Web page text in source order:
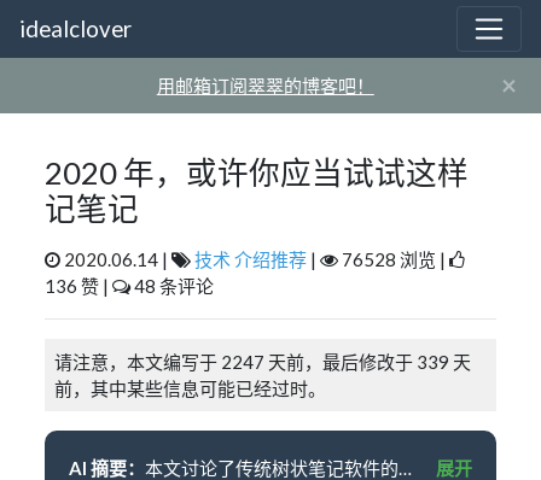
idealclover
用邮箱订阅翠翠的博客吧！ ×
2020 年，或许你应当试试这样
记笔记
2020.06.14 | 技术介绍推荐 |
76528 浏览 |
136 赞 |
48 条评论
请注意，本文编写于 2247 天前，最后修改于 339 天
前，其中某些信息可能已经过时。
AI 摘要： 本文讨论了传统树状笔记软件的问题，如难以分类跨学科知识、限制知识间的关联与扩展等。作者介绍了 zettelkasten 笔记法，即卡片盒笔记法，通过卡片间的互相引用，将不同领域的知识相互连结，建立系统化的知识。作者推荐了两款支持双向链接的笔记软件：Roam Research 和 Obsidian.md。最后，作者强调了做笔记的三个要点：互相连结、定期回顾和从现在开始。 展开